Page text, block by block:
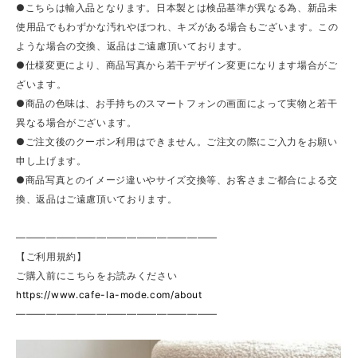
●こちらは輸入品となります。日本製とは検品基準が異なる為、新品未
使用品でもわずかな汚れやほつれ、キズがある場合もございます。この
ような場合の交換、返品はご遠慮頂いております。
●仕様変更により、商品写真から若干デザイン変更になります場合がご
ざいます。
●商品の色味は、お手持ちのスマートフォンの画面によって実物と若干
異なる場合がございます。
●ご注文後のクーポン利用はできません。ご注文の際にご入力をお願い
申し上げます。
●商品写真とのイメージ違いやサイズ交換等、お客さまご都合による交
換、返品はご遠慮頂いております。
————————————————————
【ご利用規約】
ご購入前にこちらをお読みください
https://www.cafe-la-mode.com/about
————————————————————